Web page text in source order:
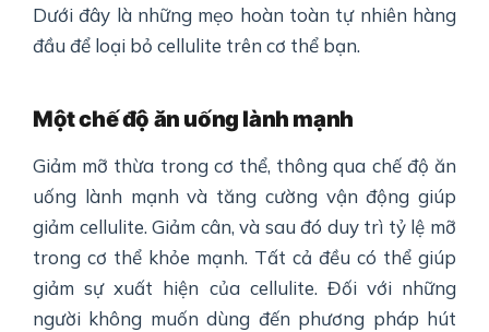
Dưới đây là những mẹo hoàn toàn tự nhiên hàng
đầu để loại bỏ cellulite trên cơ thể bạn.
Một chế độ ăn uống lành mạnh
Giảm mỡ thừa trong cơ thể, thông qua chế độ ăn
uống lành mạnh và tăng cường vận động giúp
giảm cellulite. Giảm cân, và sau đó duy trì tỷ lệ mỡ
trong cơ thể khỏe mạnh. Tất cả đều có thể giúp
giảm sự xuất hiện của cellulite. Đối với những
người không muốn dùng đến phương pháp hút